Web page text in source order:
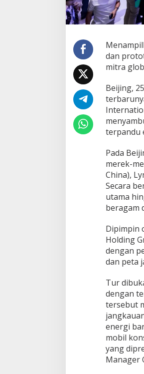
dan
mitra
Beijing,
terpandu
Pada
merek-
China),
Secara
utama
beragam
Dipimpin
Holding
dengan
dan peta
Tur
dengan
tersebut
energi
mobil
yang
Manager